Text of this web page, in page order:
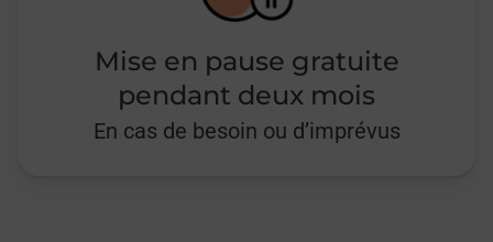
Mise en pause gratuite
pendant deux mois
En cas de besoin ou d’imprévus